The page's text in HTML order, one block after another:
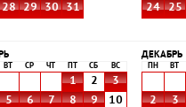
28 29 30 31
24
25
ВТ СР ЧТ СБ ВС
1 2
3
5 6 7 8 9
10
ДЕКАБРЬ
ПН ВТ
2
3